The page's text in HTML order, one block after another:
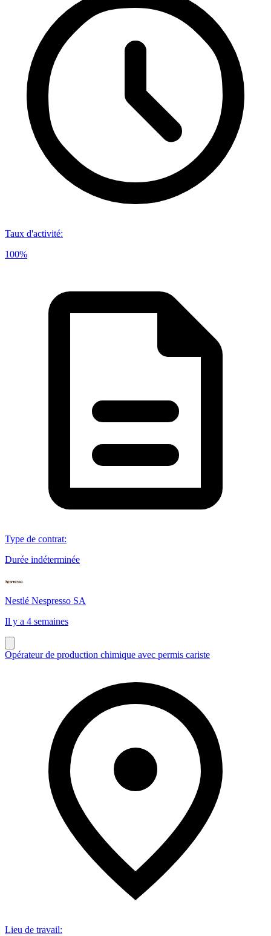
Taux d'activité:
100%
Type de contrat:
Durée indéterminée
Nestlé Nespresso SA
Il y a 4 semaines
Opérateur de production chimique avec permis cariste
Lieu de travail: